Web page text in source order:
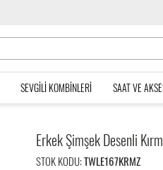
SEVGILI KOMBINLERI SAAT VE
Erkek Şimşek Desenli
STOK KODU:TWLE167KRMZ